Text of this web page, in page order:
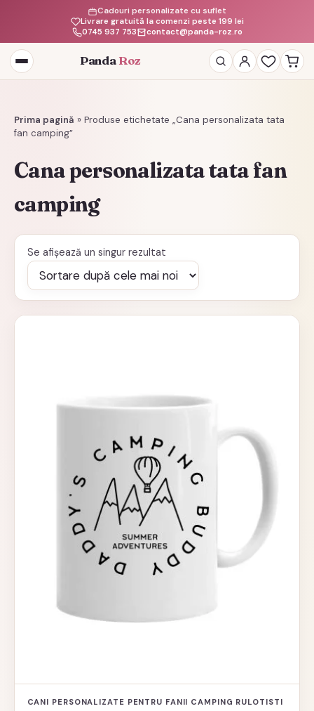
Livrare gratuită la comenzi peste 199 lei
Cadouri personalizate cu suflet
0745 937 753
contact@panda-roz.ro
Deschide
meniul
Panda Roz
Prima pagină » Produse etichetate „Cana personalizata tata
fan camping”
Cana personalizata tata fan
camping
Se afișează un singur rezultat
CANI PERSONALIZATE PENTRU FANII CAMPING RULOTISTI